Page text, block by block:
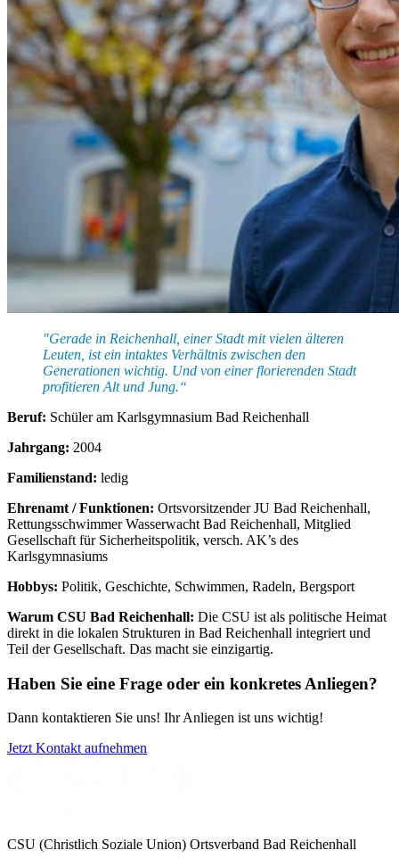
"Gerade in Reichenhall, einer Stadt mit vielen älteren
Leuten, ist ein intaktes Verhältnis zwischen den
Generationen wichtig. Und von einer florierenden Stadt
profitieren Alt und Jung.“
Beruf: Schüler am Karlsgymnasium Bad Reichenhall
Jahrgang: 2004
Familienstand: ledig
Ehrenamt / Funktionen: Ortsvorsitzender JU Bad Reichenhall,
Rettungsschwimmer Wasserwacht Bad Reichenhall, Mitglied
Gesellschaft für Sicherheitspolitik, versch. AK’s des
Karlsgymnasiums
Hobbys: Politik, Geschichte, Schwimmen, Radeln, Bergsport
Warum CSU Bad Reichenhall: Die CSU ist als politische Heimat
direkt in die lokalen Strukturen in Bad Reichenhall integriert und
Teil der Gesellschaft. Das macht sie einzigartig.
Haben Sie eine Frage oder ein konkretes Anliegen?
Dann kontaktieren Sie uns! Ihr Anliegen ist uns wichtig!
Jetzt Kontakt aufnehmen
CSU (Christlich Soziale Union) Ortsverband Bad Reichenhall